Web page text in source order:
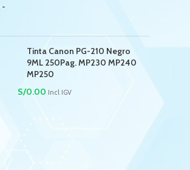
Tinta Canon PG-210 Negro
9ML 250Pag. MP230 MP240
MP250
S/0.00 Incl IGV